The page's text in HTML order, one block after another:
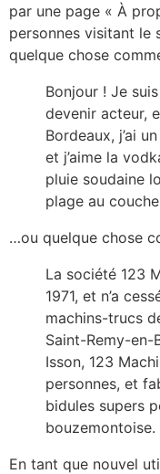
par une page « À
personnes visitant le
quelque chose
Bonjour ! Je
devenir acteur,
Bordeaux, j’ai
et j’aime la
pluie soudaine
plage au
…ou quelque chose
La société 123
1971, et n’a
machins-trucs
Saint-Remy-
Isson, 123
personnes, et
bidules supers
bouzemontoise.
En tant que nouvel